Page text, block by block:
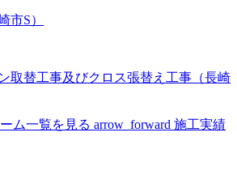
市S）
取替工事及びクロス張替え工事（長崎
ム一覧を見る arrow_forward 施工実績